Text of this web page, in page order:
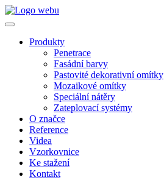
Produkty
Penetrace
Fasádní barvy
Pastovité dekorativní omítky
Mozaikové omítky
Speciální nátěry
Zateplovací systémy
O značce
Reference
Videa
Vzorkovnice
Ke stažení
Kontakt